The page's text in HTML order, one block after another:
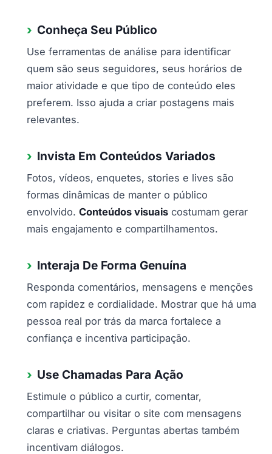
Conheça Seu Público
Use ferramentas de análise para identificar
quem são seus seguidores, seus horários de
maior atividade e que tipo de conteúdo eles
preferem. Isso ajuda a criar postagens mais
relevantes.
Invista Em Conteúdos Variados
Fotos, vídeos, enquetes, stories e lives são
formas dinâmicas de manter o público
envolvido. Conteúdos visuais costumam gerar
mais engajamento e compartilhamentos.
Interaja De Forma Genuína
Responda comentários, mensagens e menções
com rapidez e cordialidade. Mostrar que há uma
pessoa real por trás da marca fortalece a
confiança e incentiva participação.
Use Chamadas Para Ação
Estimule o público a curtir, comentar,
compartilhar ou visitar o site com mensagens
claras e criativas. Perguntas abertas também
incentivam diálogos.